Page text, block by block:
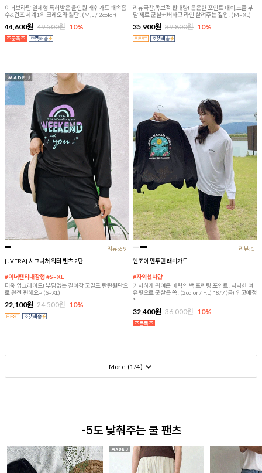
이너브라탑 일체형 특허받은 올인원 래쉬가드 쾌속흡
수&건조 세계1위 크레오라 원단! (M,L / 2color)
44,600원 49,500원 10%
리뷰극찬,독보적 판매량! 은은한 포인트 매쉬,노출 부
담 제로 군살커버하고 라인 살려주는 짚업! (M~XL)
35,900원 39,800원 10%
리뷰:69
[JVERA] 시그니처 워터 팬츠 2탄
#이너팬티내장형 #S~XL
더욱 업그레이드! 부담없는 길이감 고밀도 탄탄원단으
로 완전 편해요~ (S~XL)
22,100원 24,500원 10%
리뷰:1
엔조이 맨투맨 래쉬가드
#자외선차단
키치하게 귀여운 매력의 백 프린팅 포인트! 넉넉한 여
유핏으로 군살은 쏙! (2color / F,L) *8/7(금) 입고예정
*
32,400원 36,000원 10%
More (1 /4)
-5도 낮춰주는 쿨 팬츠